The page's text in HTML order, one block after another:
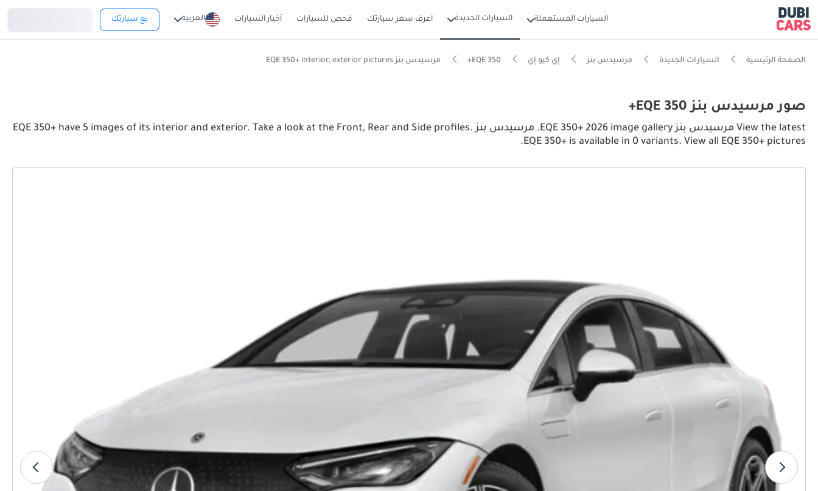
السيارات المستعملة السيارات الجديدة اعرف سعر سيارتك فحص للسيارات أخبار السيارات العربية بع سيارتك
الصفحة الرئيسية السيارات الجديدة مرسيدس بنز إي كيو إي EQE 350+ مرسيدس بنز EQE 350+ interior, exterior pictures
صور مرسيدس بنز EQE 350+
View the latest مرسيدس بنز EQE 350+ 2026 image gallery. مرسيدس بنز EQE 350+ have 5 images of its interior and exterior. Take a look at the Front, Rear and Side profiles.
EQE 350+ is available in 0 variants. View all EQE 350+ pictures.